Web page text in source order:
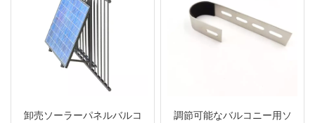
italiano
卸売ソーラーパネルバルコ
調節可能なバルコニー用ソ